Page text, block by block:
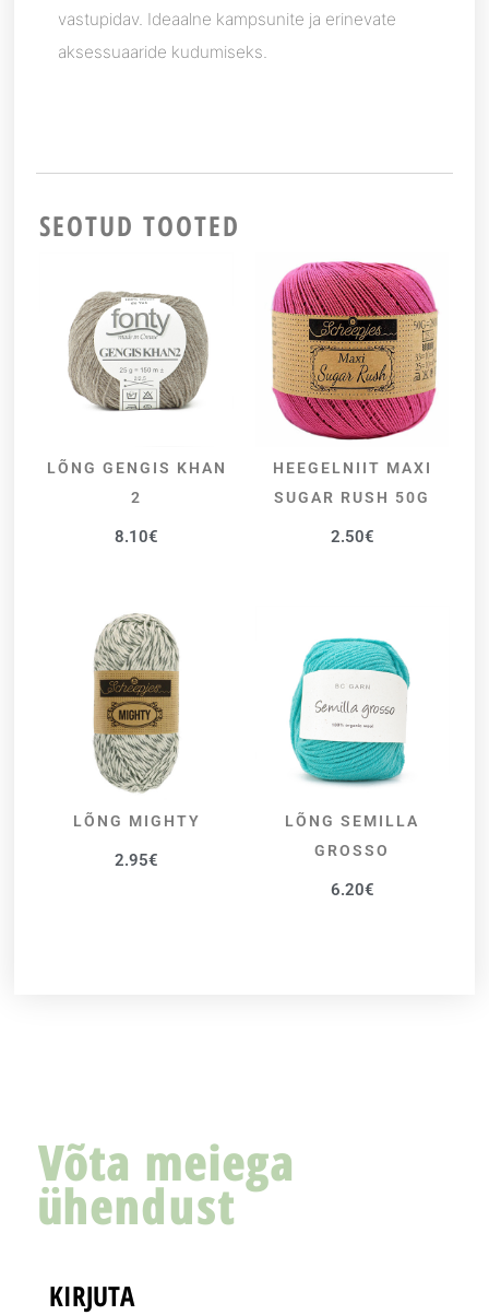
vastupidav. Ideaalne kampsunite ja erinevate
aksessuaaride kudumiseks.
SEOTUD TOOTED
VALI
LÕNG GENGIS KHAN
2
8.10€
VALI
HEEGELNIIT MAXI
SUGAR RUSH 50G
2.50€
VALI
LÕNG MIGHTY
2.95€
VALI
LÕNG SEMILLA
GROSSO
6.20€
Võta meiega
ühendust
KIRJUTA